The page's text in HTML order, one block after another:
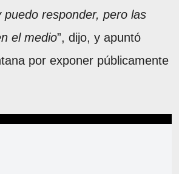
puedo responder, pero las
el medio”, dijo, y apuntó
por exponer públicamente